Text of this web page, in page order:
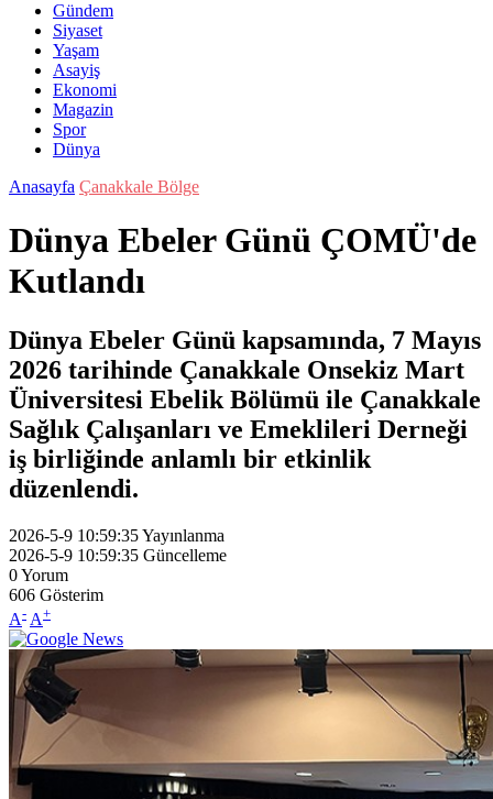
Gündem
Siyaset
Yaşam
Asayiş
Ekonomi
Magazin
Spor
Dünya
Anasayfa Çanakkale Bölge
Dünya Ebeler Günü ÇOMÜ'de
Kutlandı
Dünya Ebeler Günü kapsamında, 7 Mayıs
2026 tarihinde Çanakkale Onsekiz Mart
Üniversitesi Ebelik Bölümü ile Çanakkale
Sağlık Çalışanları ve Emeklileri Derneği
iş birliğinde anlamlı bir etkinlik
düzenlendi.
2026-5-9 10:59:35Yayınlanma
2026-5-9 10:59:35 Güncelleme
0Yorum
606 Gösterim
A- A+